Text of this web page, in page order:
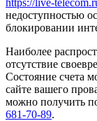
недоступностью
блокировании
Наиболее
отсутствие
Состояние счета
сайте вашего
можно получить
681-70-89.